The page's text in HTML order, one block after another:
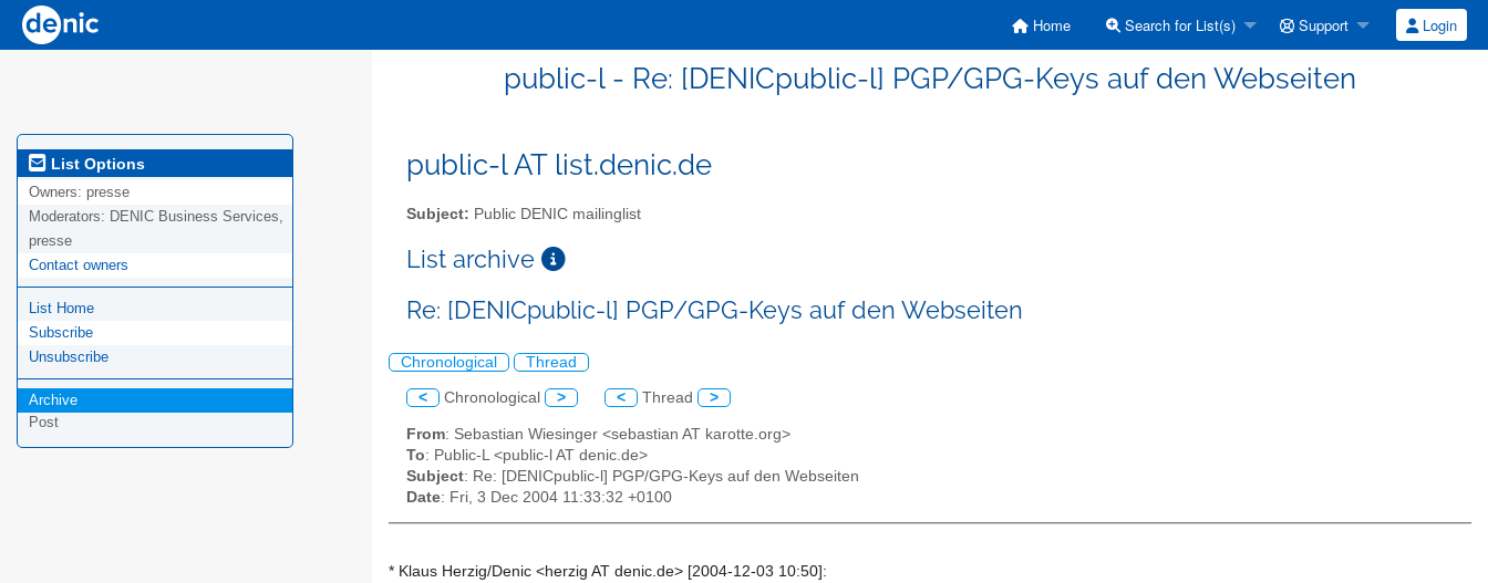
Home Search for List(s) Support Login
public-l - Re: [DENICpublic-l] PGP/GPG-Keys auf den Webseiten
List Options
Owners: presse
Moderators: DENIC Business Services,
presse
Contact owners
List Home
Subscribe
Unsubscribe
Archive
Post
public-l AT list.denic.de
Subject: Public DENIC mailinglist
List archive
Re: [DENICpublic-l] PGP/GPG-Keys auf den Webseiten
Chronological Thread
< Chronological > < Thread >
From: Sebastian Wiesinger <sebastian AT karotte.org>
To: Public-L <public-l AT denic.de>
Subject: Re: [DENICpublic-l] PGP/GPG-Keys auf den Webseiten
Date: Fri, 3 Dec 2004 11:33:32 +0100
* Klaus Herzig/Denic <herzig AT denic.de> [2004-12-03 10:50]: